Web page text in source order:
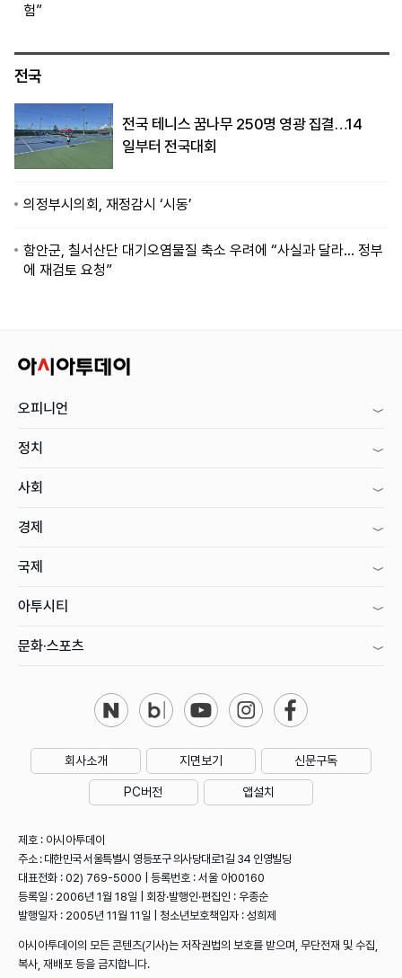
험”
전국
전국 테니스 꿈나무 250명 영광 집결…14
일부터 전국대회
의정부시의회, 재정감시 ‘시동’
함안군, 칠서산단 대기오염물질 축소 우려에 “사실과 달라… 정부
에 재검토 요청”
오피니언
정치
사회
경제
국제
아투시티
문화·스포츠
회사소개 지면보기 신문구독
PC버전 앱설치
제호 : 아시아투데이
주소 : 대한민국 서울특별시 영등포구 의사당대로1길 34 인영빌딩
대표전화 : 02) 769-5000 | 등록번호 : 서울 아00160
등록일 : 2006년 1월 18일 | 회장·발행인·편집인 : 우종순
발행일자 : 2005년 11월 11일 | 청소년보호책임자 : 성희제
아시아투데이의 모든 콘텐츠(기사)는 저작권법의 보호를 받으며, 무단전재 및 수집,
복사, 재배포 등을 금지합니다.